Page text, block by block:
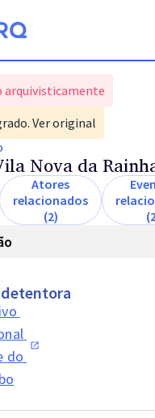
arquivisticamente
Ver original
Nova da
Atores
relacionados
(2)
do